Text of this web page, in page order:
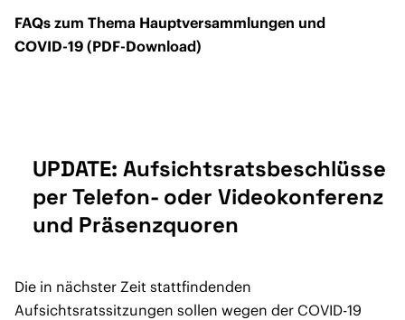
FAQs zum Thema Hauptversammlungen und
COVID-19 (PDF-Download)
UPDATE: Aufsichtsratsbeschlüsse
per Telefon- oder Videokonferenz
und Präsenzquoren
Die in nächster Zeit stattfindenden
Aufsichtsratssitzungen sollen wegen der COVID-19